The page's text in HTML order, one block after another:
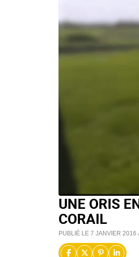
UNE ORIS
CORAIL
PUBLIÉ LE 7 JANVIER 2016